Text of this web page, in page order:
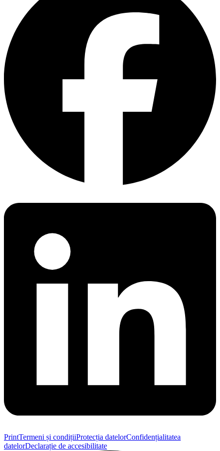
PrintTermeni și condițiiProtecția datelorConfidențialitatea
datelorDeclarație de accesibilitate